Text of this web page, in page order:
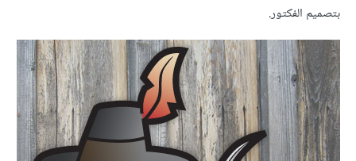
بتصميم الفكتور.